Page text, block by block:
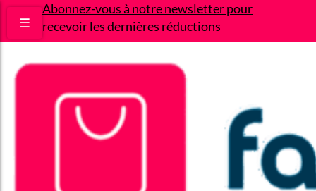
Abonnez-vous à notre newsletter pour
recevoir les dernières réductions
☰